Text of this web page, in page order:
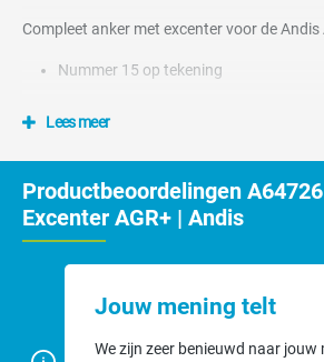
Compleet anker met excenter voor de Andis
Nummer 15 op tekening
Lees meer
Productbeoordelingen
Excenter AGR+ | Andis
Jouw mening telt
We zijn zeer benieuwd naar jouw